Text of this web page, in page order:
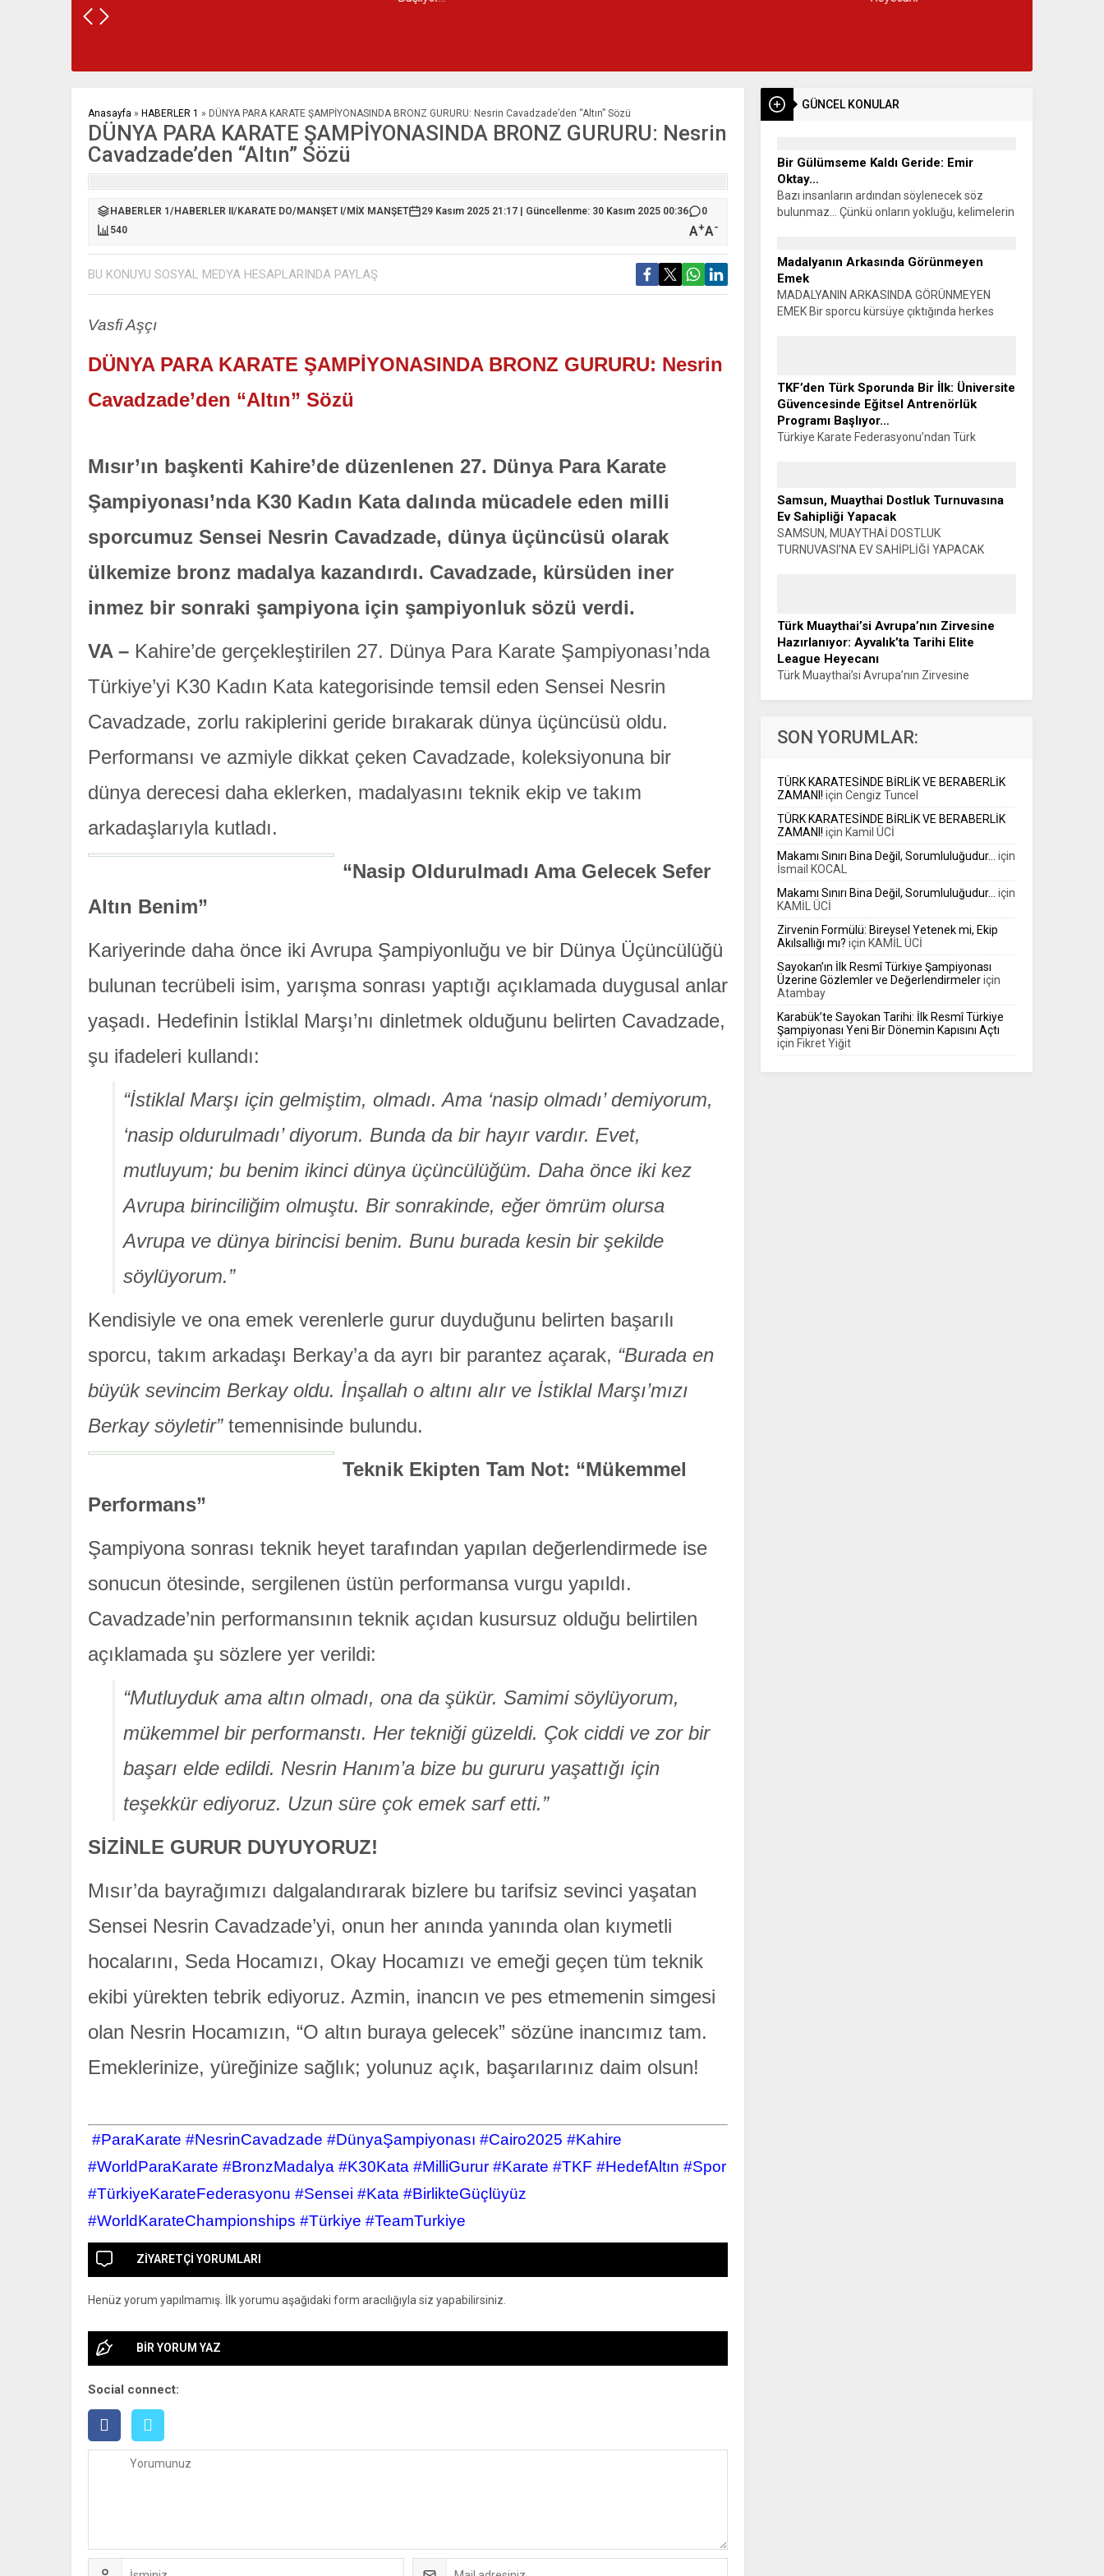
GÜNCEL KONULAR
Bir Gülümseme Kaldı Geride: Emir
Oktay…
Bazı insanların ardından söylenecek söz
bulunmaz… Çünkü onların yokluğu, kelimelerin
genç bir evladını,...
Madalyanın Arkasında Görünmeyen
Emek
MADALYANIN ARKASINDA GÖRÜNMEYEN
EMEK Bir sporcu kürsüye çıktığında herkes
TKF’den Türk Sporunda Bir İlk: Üniversite
Güvencesinde Eğitsel Antrenörlük
Programı Başlıyor…
Türkiye Karate Federasyonu’ndan Türk
SİYAHKUŞAK Türkiye Karate Federasyonu ile
Manisa Celal Bayar...
Samsun, Muaythai Dostluk Turnuvasına
Ev Sahipliği Yapacak
SAMSUN, MUAYTHAİ DOSTLUK
TURNUVASI’NA EV SAHİPLİĞİ YAPACAK
Türk Muaythai’si Avrupa’nın Zirvesine
Hazırlanıyor: Ayvalık’ta Tarihi Elite
League Heyecanı
Türk Muaythai’si Avrupa’nın Zirvesine
organizasyonlardaki yükselişini Avrupa’nın en
sürdürüyor....
SON YORUMLAR:
TÜRK KARATESİNDE BİRLİK VE BERABERLİK
ZAMANI! için Cengiz Tuncel
TÜRK KARATESİNDE BİRLİK VE BERABERLİK
ZAMANI! için Kamil ÜCİ
Makamı Sınırı Bina Değil, Sorumluluğudur… için
İsmail KOCAL
Makamı Sınırı Bina Değil, Sorumluluğudur… için
KAMİL ÜCİ
Zirvenin Formülü: Bireysel Yetenek mi, Ekip
Akılsallığı mı? için KAMİL ÜCİ
Sayokan’ın İlk Resmî Türkiye Şampiyonası
Üzerine Gözlemler ve Değerlendirmeleriçin
Atambay
Karabük’te Sayokan Tarihi: İlk Resmî Türkiye
Şampiyonası Yeni Bir Dönemin Kapısını Açtı
için Fikret Yiğit
Anasayfa » HABERLER 1 » DÜNYA PARA KARATE ŞAMPİYONASINDA BRONZ GURURU: Nesrin Cavadzade’den “Altın” Sözü
DÜNYA PARA KARATE ŞAMPİYONASINDA BRONZ GURURU: Nesrin
Cavadzade’den “Altın” Sözü
HABERLER 1 /HABERLER II /KARATE DO/MANŞET I /MİX MANŞET 29 Kasım 2025 21:17 | Güncellenme: 30 Kasım 2025 00:36
0
540
A+A-
BU KONUYU SOSYAL MEDYA HESAPLARINDA PAYLAŞ
Vasfi Aşçı
DÜNYA PARA KARATE ŞAMPİYONASINDA BRONZ GURURU: Nesrin
Cavadzade’den “Altın” Sözü
Mısır’ın başkenti Kahire’de düzenlenen 27. Dünya Para Karate
Şampiyonası’nda K30 Kadın Kata dalında mücadele eden milli
sporcumuz Sensei Nesrin Cavadzade, dünya üçüncüsü olarak
ülkemize bronz madalya kazandırdı. Cavadzade, kürsüden iner
inmez bir sonraki şampiyona için şampiyonluk sözü verdi.
VA – Kahire’de gerçekleştirilen 27. Dünya Para Karate Şampiyonası’nda
Türkiye’yi K30 Kadın Kata kategorisinde temsil eden Sensei Nesrin
Cavadzade, zorlu rakiplerini geride bırakarak dünya üçüncüsü oldu.
Performansı ve azmiyle dikkat çeken Cavadzade, koleksiyonuna bir
dünya derecesi daha eklerken, madalyasını teknik ekip ve takım
arkadaşlarıyla kutladı.
“Nasip Oldurulmadı Ama Gelecek Sefer
Altın Benim”
Kariyerinde daha önce iki Avrupa Şampiyonluğu ve bir Dünya Üçüncülüğü
bulunan tecrübeli isim, yarışma sonrası yaptığı açıklamada duygusal anlar
yaşadı. Hedefinin İstiklal Marşı’nı dinletmek olduğunu belirten Cavadzade,
şu ifadeleri kullandı:
“İstiklal Marşı için gelmiştim, olmadı. Ama ‘nasip olmadı’ demiyorum,
‘nasip oldurulmadı’ diyorum. Bunda da bir hayır vardır. Evet,
mutluyum; bu benim ikinci dünya üçüncülüğüm. Daha önce iki kez
Avrupa birinciliğim olmuştu. Bir sonrakinde, eğer ömrüm olursa
Avrupa ve dünya birincisi benim. Bunu burada kesin bir şekilde
söylüyorum.”
Kendisiyle ve ona emek verenlerle gurur duyduğunu belirten başarılı
sporcu, takım arkadaşı Berkay’a da ayrı bir parantez açarak, “Burada en
büyük sevincim Berkay oldu. İnşallah o altını alır ve İstiklal Marşı’mızı
Berkay söyletir”temennisinde bulundu.
Teknik Ekipten Tam Not: “Mükemmel
Performans”
Şampiyona sonrası teknik heyet tarafından yapılan değerlendirmede ise
sonucun ötesinde, sergilenen üstün performansa vurgu yapıldı.
Cavadzade’nin performansının teknik açıdan kusursuz olduğu belirtilen
açıklamada şu sözlere yer verildi:
“Mutluyduk ama altın olmadı, ona da şükür. Samimi söylüyorum,
mükemmel bir performanstı. Her tekniği güzeldi. Çok ciddi ve zor bir
başarı elde edildi. Nesrin Hanım’a bize bu gururu yaşattığı için
teşekkür ediyoruz. Uzun süre çok emek sarf etti.”
SİZİNLE GURUR DUYUYORUZ!
Mısır’da bayrağımızı dalgalandırarak bizlere bu tarifsiz sevinci yaşatan
Sensei Nesrin Cavadzade’yi, onun her anında yanında olan kıymetli
hocalarını, Seda Hocamızı, Okay Hocamızı ve emeği geçen tüm teknik
ekibi yürekten tebrik ediyoruz. Azmin, inancın ve pes etmemenin simgesi
olan Nesrin Hocamızın, “O altın buraya gelecek” sözüne inancımız tam.
Emeklerinize, yüreğinize sağlık; yolunuz açık, başarılarınız daim olsun!
#ParaKarate #NesrinCavadzade #DünyaŞampiyonası #Cairo2025 #Kahire
#WorldParaKarate #BronzMadalya #K30Kata #MilliGurur #Karate #TKF #HedefAltın #Spor
#TürkiyeKarateFederasyonu #Sensei #Kata #BirlikteGüçlüyüz
#WorldKarateChampionships #Türkiye #TeamTurkiye
ZİYARETÇİ YORUMLARI
Henüz yorum yapılmamış. İlk yorumu aşağıdaki form aracılığıyla siz yapabilirsiniz.
BİR YORUM YAZ
Social connect: